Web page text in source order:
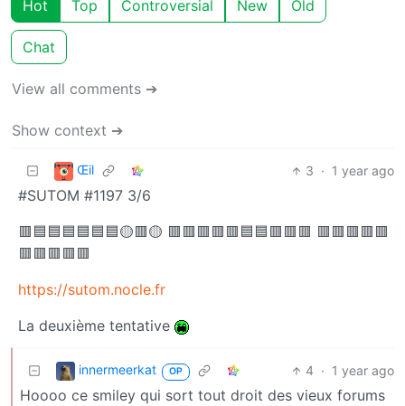
Hot Top Controversial New Old
Chat
View all comments ➔
Show context ➔
Œil 3 · 1 year ago
#SUTOM #1197 3/6
🟥🟦🟦🟦🟦🟦🟦🟡🟥🟡 🟥🟥🟥🟥🟥🟦🟦🟥🟥🟥 🟥🟥🟥🟥🟥
🟥🟥🟥🟥🟥
https://sutom.nocle.fr
La deuxième tentative
innermeerkat OP 4 · 1 year ago
Hoooo ce smiley qui sort tout droit des vieux forums